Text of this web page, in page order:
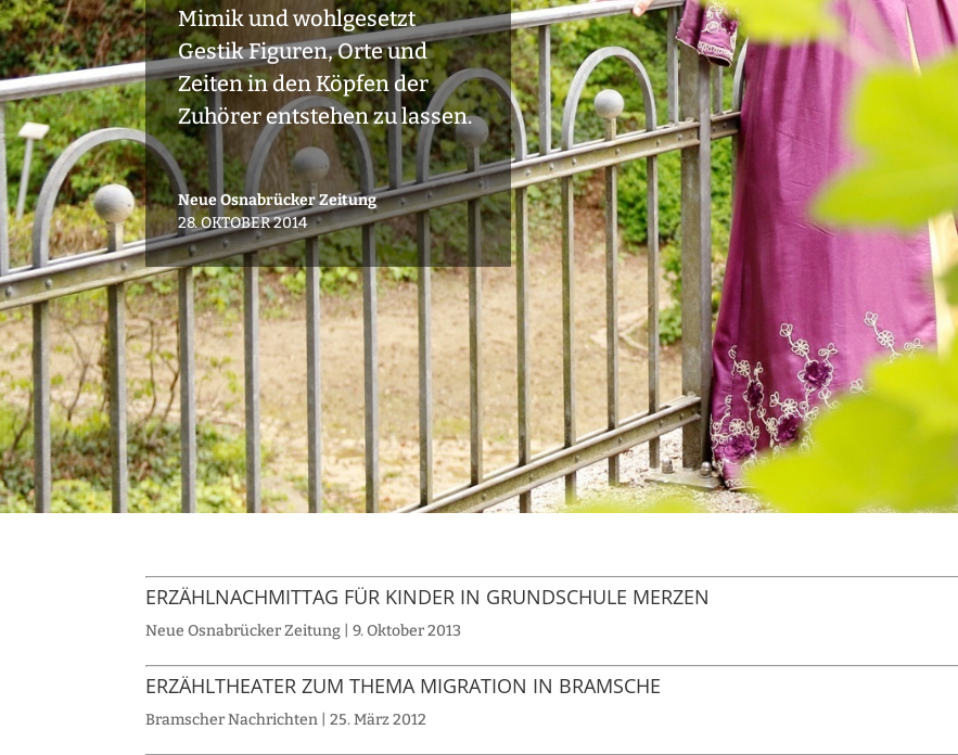
Mimik und wohlgesetzt
Gestik Figuren, Orte und
Zeiten in den Köpfen der
Zuhörer entstehen zu lassen.
Neue Osnabrücker Zeitung
28. OKTOBER 2014
ERZÄHLNACHMITTAG FÜR KINDER IN GRUNDSCHULE MERZEN
Neue Osnabrücker Zeitung | 9. Oktober 2013
ERZÄHLTHEATER ZUM THEMA MIGRATION IN BRAMSCHE
Bramscher Nachrichten | 25. März 2012